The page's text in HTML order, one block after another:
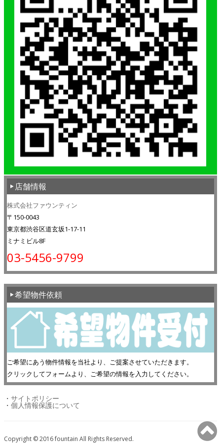
店舗情報
株式会社ファウンティン
〒150-0043
東京都渋谷区道玄坂1-17-11
ミナミビル8F
03-5456-9799
希望物件依頼
ご希望にあう物件情報を当社より、ご提案させていただきます。
クリックしてフォームより、ご希望の情報を入力してください。
・ サイトポリシー
・ 個人情報保護について
Copyright © 2016 fountain All Rights Reserved.